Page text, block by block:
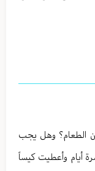
الطعام؟ وهل يجب
أيام وأعطيت كيساً